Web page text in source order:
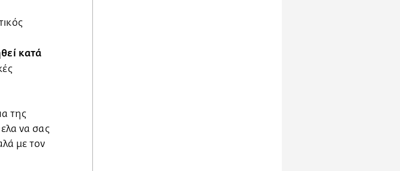
κατά
της
να σας
με τον